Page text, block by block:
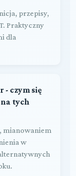
przepisy,
Praktyczny
dla
- czym się
tych
mianowaniem
w